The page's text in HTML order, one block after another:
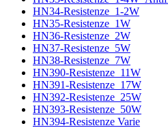
HN34-Resistenze_1-2W
HN35-Resistenze_1W
HN36-Resistenze_2W
HN37-Resistenze_5W
HN38-Resistenze_7W
HN390-Resistenze_11W
HN391-Resistenze_17W
HN392-Resistenze_25W
HN393-Resistenze_50W
HN394-Resistenze Varie